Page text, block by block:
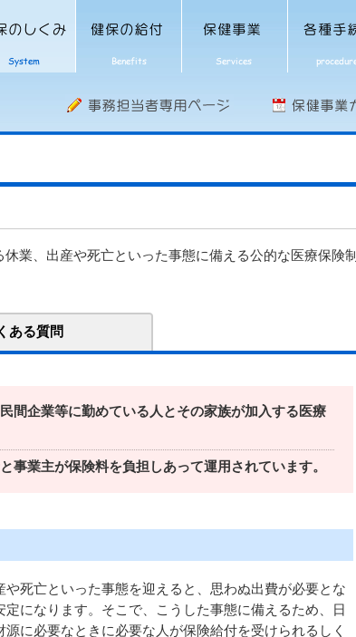
業、出産や死亡といった事態に備える公的な医療保険制
ある質問
間企業等に勤めている人とその家族が加入する医療
事業主が保険料を負担しあって運用されています。
死亡といった事態を迎えると、思わぬ出費が必要とな
になります。そこで、こうした事態に備えるため、日
に必要なときに必要な人が保険給付を受けられるしく